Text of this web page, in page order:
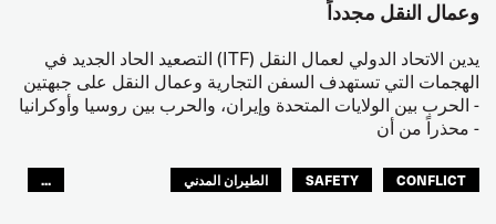
وعمال النقل مجدداً
يدين الاتحاد الدولي لعمال النقل (ITF) التصعيد الحاد الجديد في
الهجمات التي تستهدف السفن التجارية وعمال النقل على جبهتين
- الحرب بين الولايات المتحدة وإيران، والحرب بين روسيا وأوكرانيا
- محذراً من أن
CONFLICT
SAFETY
الطيران المدني
...